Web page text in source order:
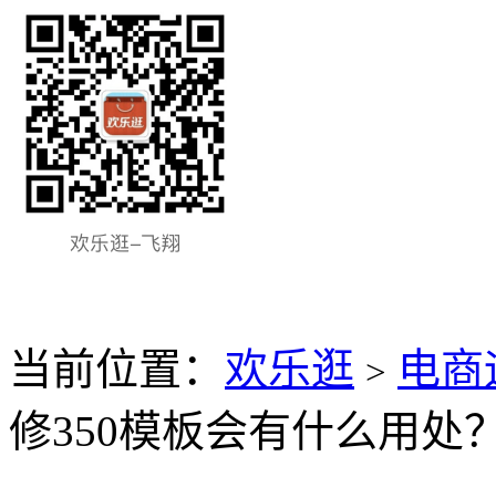
当前位置： 欢乐逛 > 电
修350模板会有什么用处